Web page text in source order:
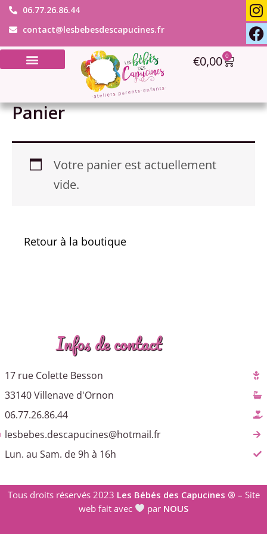
Aller
au
contenu
06.77.26.86.44
contact@lesbebesdescapucines.fr
I
n
s
t
a
F
a
c
e
k
€0,00 0
Panier
Panier
Votre panier est actuellement
vide.
Retour à la boutique
Infos de contact
17 rue Colette Besson
33140 Villenave d'Ornon
06.77.26.86.44
lesbebes.descapucines@hotmail.fr
Lun. au Sam. de 9h à 16h
Tous droits réservés 2023 Les Bébés des Capucines ® – Site
web fait avec
par NOUS